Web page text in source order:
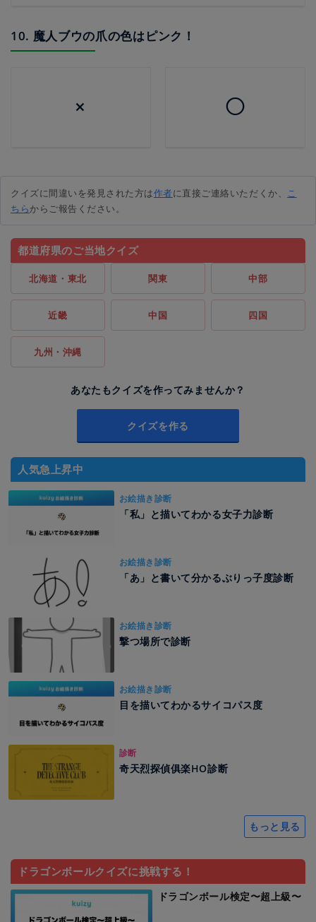
10. 魔人ブウの爪の色はピンク！
× ◯
クイズに間違いを発見された方は作者に直接ご連絡いただくか、 こ
ちらからご報告ください。
都道府県のご当地クイズ
北海道・東北 関東 中部
近畿 中国 四国
九州・沖縄
あなたもクイズを作ってみませんか？
クイズを作る
人気急上昇中
お絵描き診断
「私」と描いてわかる女子力診断
お絵描き診断
「あ」と書いて分かるぶりっ子度診断
お絵描き診断
撃つ場所で診断
お絵描き診断
目を描いてわかるサイコパス度
診断
奇天烈探偵俱楽HO診断
もっと見る
ドラゴンボールクイズに挑戦する！
ドラゴンボール検定〜超上級〜